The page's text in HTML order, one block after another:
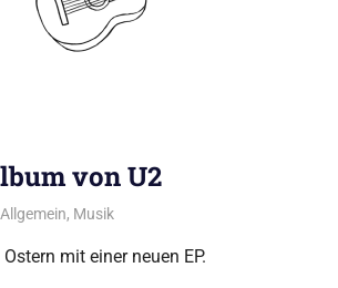
von U2
Allgemein, Musik
mit einer neuen EP.